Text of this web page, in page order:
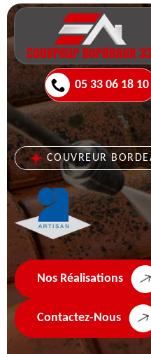
05 33 06 18 10
COUVREUR
Nos Réalisations
Contactez-Nous